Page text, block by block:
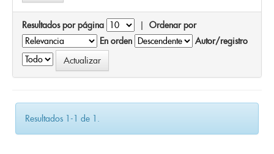
Resultados por página | Ordenar por
En orden
Autor/registro
Resultados 1-1 de 1.